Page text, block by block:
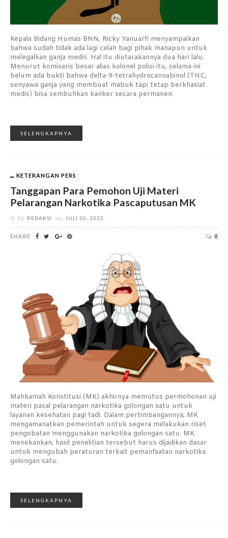
Kepala Bidang Humas BNN, Ricky Yanuarfi menyampaikan
bahwa sudah tidak ada lagi celah bagi pihak manapun untuk
melegalkan ganja medis. Hal itu diutarakannya dua hari lalu.
Menurut komisaris besar alias kolonel polisi itu, selama ini
belum ada bukti bahwa delta-9-tetrahydrocannabinol (THC,
senyawa ganja yang membuat mabuk tapi tetap berkhasiat
medis) bisa sembuhkan kanker secara permanen.
SELENGKAPNYA
KETERANGAN PERS
Tanggapan Para Pemohon Uji Materi
Pelarangan Narkotika Pascaputusan MK
by REDAKSI on JULI 20, 2022
SHARE 0
Mahkamah Konstitusi (MK) akhirnya memutus permohonan uji
materi pasal pelarangan narkotika golongan satu untuk
layanan kesehatan pagi tadi. Dalam pertimbangannya, MK
mengamanatkan pemerintah untuk segera melakukan riset
pengobatan menggunakan narkotika golongan satu. MK
menekankan, hasil penelitian tersebut harus dijadikan dasar
untuk mengubah peraturan terkait pemanfaatan narkotika
golongan satu.
SELENGKAPNYA